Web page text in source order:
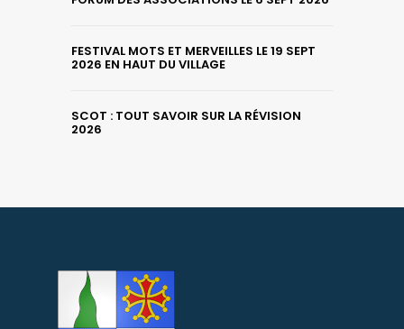
FESTIVAL MOTS ET MERVEILLES LE 19 SEPT
2026 EN HAUT DU VILLAGE
SCOT : TOUT SAVOIR SUR LA RÉVISION
2026